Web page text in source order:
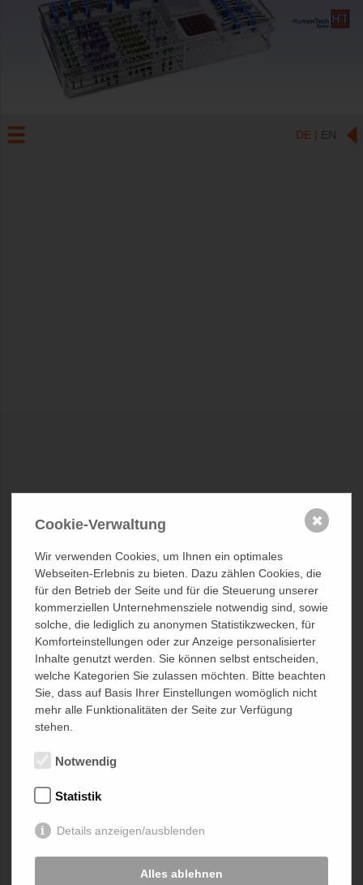
DE | EN
Cookie-Verwaltung
Wir verwenden Cookies, um Ihnen ein optimales
Webseiten-Erlebnis zu bieten. Dazu zählen Cookies, die
für den Betrieb der Seite und für die Steuerung unserer
kommerziellen Unternehmensziele notwendig sind, sowie
solche, die lediglich zu anonymen Statistikzwecken, für
Komforteinstellungen oder zur Anzeige personalisierter
Inhalte genutzt werden. Sie können selbst entscheiden,
welche Kategorien Sie zulassen möchten. Bitte beachten
Sie, dass auf Basis Ihrer Einstellungen womöglich nicht
mehr alle Funktionalitäten der Seite zur Verfügung
stehen.
Notwendig
Statistik
Details anzeigen/ausblenden
Alles ablehnen
✖
Anwender-Information
Dieser Bereich ist ausschließlich Ärzten, Fachpersonal von
Krankenhäusern und legitimierten Personen aus Fachkreisen
vorbehalten.
Ich bestätige, dass ich zu diesem Personenkreis gehöre.
Ich gehöre diesem Kreis nicht an.